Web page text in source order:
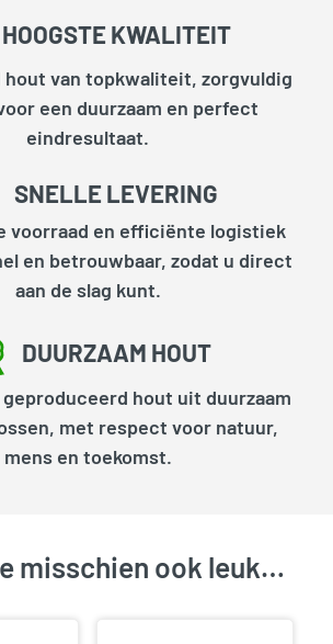
HOOGSTE KWALITEIT
hout van topkwaliteit, zorgvuldig
een duurzaam en perfect
eindresultaat.
SNELLE LEVERING
voorraad en efficiënte logistiek
en betrouwbaar, zodat u direct
aan de slag kunt.
DUURZAAM HOUT
hout uit duurzaam
met respect voor natuur,
mens en toekomst.
misschien ook leuk…